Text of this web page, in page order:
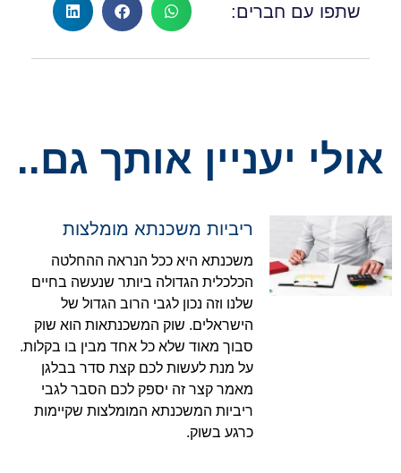
שתפו עם חברים:
אולי יעניין אותך גם..
ריביות משכנתא מומלצות
משכנתא היא ככל הנראה ההחלטה
הכלכלית הגדולה ביותר שנעשה בחיים
שלנו וזה נכון לגבי הרוב הגדול של
הישראלים. שוק המשכנתאות הוא שוק
סבוך מאוד שלא כל אחד מבין בו בקלות.
על מנת לעשות לכם קצת סדר בבלגן
מאמר קצר זה יספק לכם הסבר לגבי
ריביות המשכנתא המומלצות שקיימות
כרגע בשוק.